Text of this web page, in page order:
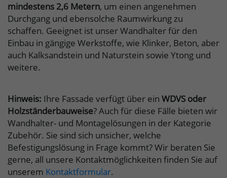
mindestens 2,6 Metern, um einen angenehmen
Durchgang und ebensolche Raumwirkung zu
schaffen. Geeignet ist unser Wandhalter für den
Einbau in gängige Werkstoffe, wie Klinker, Beton, aber
auch Kalksandstein und Naturstein sowie Ytong und
weitere.
Hinweis: Ihre Fassade verfügt über ein WDVS oder
Holzständerbauweise? Auch für diese Fälle bieten wir
Wandhalter- und Montagelösungen in der Kategorie
Zubehör. Sie sind sich unsicher, welche
Befestigungslösung in Frage kommt? Wir beraten Sie
gerne, all unsere Kontaktmöglichkeiten finden Sie auf
unserem Kontaktformular.